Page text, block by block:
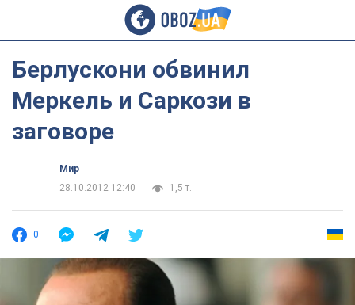
Берлускони обвинил
Меркель и Саркози в
заговоре
Мир
28.10.2012 12:40
1,5 т.
0